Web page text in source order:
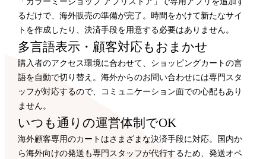
るだけで、海外販売の準備が完了。時間をかけて新たなサイ
トを作成したり、決済手段を用意する必要はありません。
多言語表示・顧客対応もおまかせ
購入者のアクセス環境に合わせて、ショッピングカートの言
語を自動で切り替え。海外からのお問い合わせには専門スタ
ッフが対応するので、コミュニケーション面での心配もあり
ません。
いつも通りの運営体制でOK
海外顧客専用のカートはさまざまな決済手段に対応。国内か
ら海外向けの発送も専門スタッフが代行するため、発送オペ